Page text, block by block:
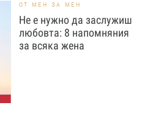
ОТ МЕН ЗА МЕН
Не е нужно да заслужиш
любовта: 8 напомняния
за всяка жена